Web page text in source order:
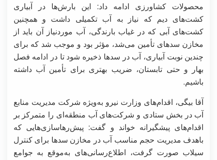
محصولات کشاورزی ادامه داد: این بارش‌ها در آبیاری
کشت‌های دیم که نیاز به آب تکمیلی داشت و همچنین
کشت‌های آبی که در غیاب بارندگی، آب موردنیاز آن باید از
مخازن سدهای تأمین می‌شد، مؤثر بود و موجب شد که برای
چندین نوبت آبیاری، آب در سدها ذخیره شود تا در ادامه فصل
بهار و حتی تابستان، ضریب بهتری برای تأمین آب داشته
باشیم.
آقا بیگی، اقدام‌های وزارت نیرو به‌ویژه شرکت مدیریت منابع
آب در بخش ستادی و شرکت‌های آب منطقه‌ای را متمرکز بر
اقدام‌های پیشگیرانه خواند و گفت: پیش‌رهاسازی‌هایی که
باهدف مدیریت حجم مناسب آب در مخازن سدها برای کنترل
سیلاب صورت گرفت، اطلاع‌رسانی‌های به‌موقع به جوامع